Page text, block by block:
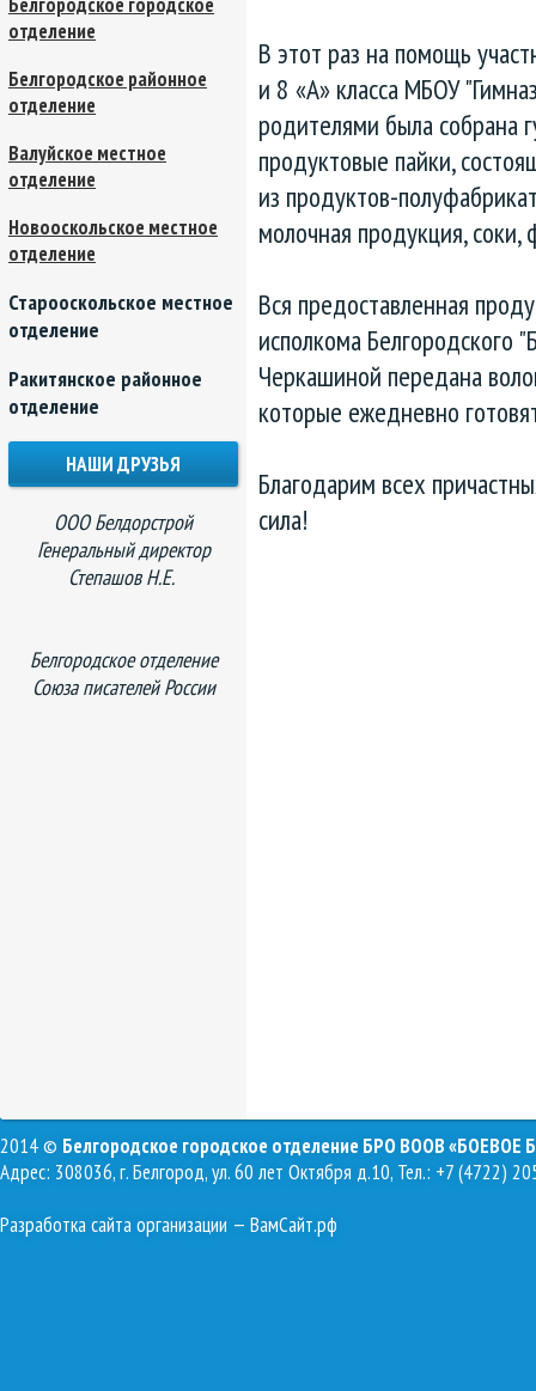
В этот раз на помощь
и 8 «А» класса МБОУ
родителями была собрана
продуктовые пайки,
из продуктов-
молочная продукция,
Вся предоставленная
исполкома
Черкашиной передана
которые ежедневно
Благодарим всех
сила!
отделение
Белгородское районное
отделение
Валуйское местное
отделение
Новооскольское местное
отделение
Старооскольское местное
отделение
Ракитянское районное
отделение
НАШИ ДРУЗЬЯ
ООО Белдорстрой
Генеральный директор
Степашов Н.Е.
Белгородское отделение
Союза писателей России
2014 © Белгородское городское отделение БРО ВООВ «БОЕВОЕ
Адрес: 308036, г. Белгород, ул. 60 лет Октября д.10, Тел.: +7 (4722)
Разработка сайта организации — ВамСайт.рф